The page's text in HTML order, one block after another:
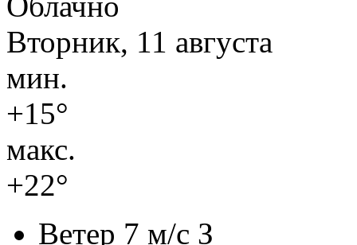
Вторник, 11 августа
мин.
+15°
макс.
+22°
Ветер 7 м/с З